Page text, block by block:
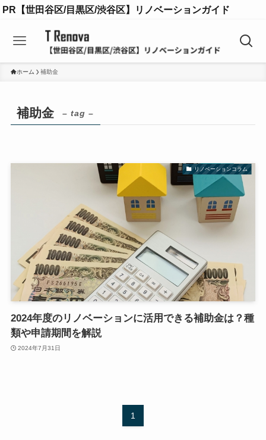
PR【世田谷区/目黒区/渋谷区】リノベーションガイド
ホーム 補助金
補助金 – tag –
リノベーションコラム
2024年度のリノベーションに活用できる補助金は？種
類や申請期間を解説
2024年7月31日
1